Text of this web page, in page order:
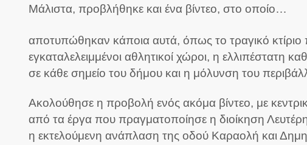
Μάλιστα, προβλήθηκε και ένα βίντεο, στο οποίο…
αποτυπώθηκαν κάποια αυτά, όπως το τραγικό κτίριο
εγκαταλελειμμένοι αθλητικοί χώροι, η
σε κάθε σημείο του δήμου και η μόλυνση του
Ακολούθησε η προβολή ενός ακόμα βίντεο, με
από τα έργα που πραγματοποίησε η διοίκηση
η εκτελούμενη ανάπλαση της οδού Καραολή και